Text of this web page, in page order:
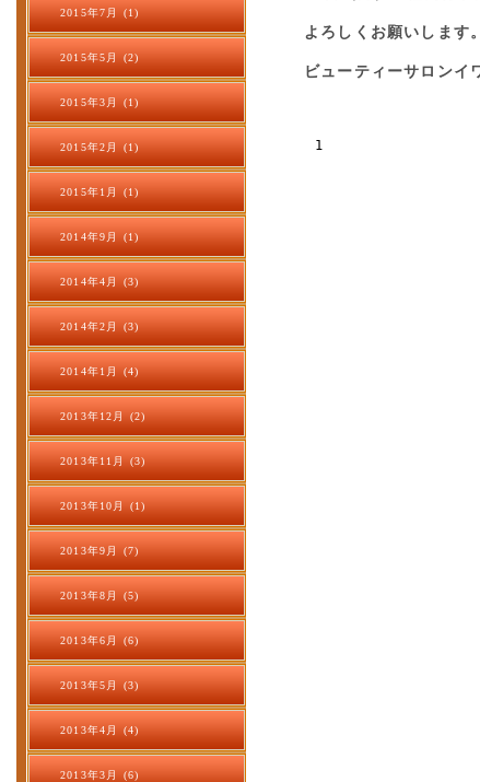
よろしくお願いします。
ビューティーサロンイ
1
2015年7月 (1)
2015年5月 (2)
2015年3月 (1)
2015年2月 (1)
2015年1月 (1)
2014年9月 (1)
2014年4月 (3)
2014年2月 (3)
2014年1月 (4)
2013年12月 (2)
2013年11月 (3)
2013年10月 (1)
2013年9月 (7)
2013年8月 (5)
2013年6月 (6)
2013年5月 (3)
2013年4月 (4)
2013年3月 (6)